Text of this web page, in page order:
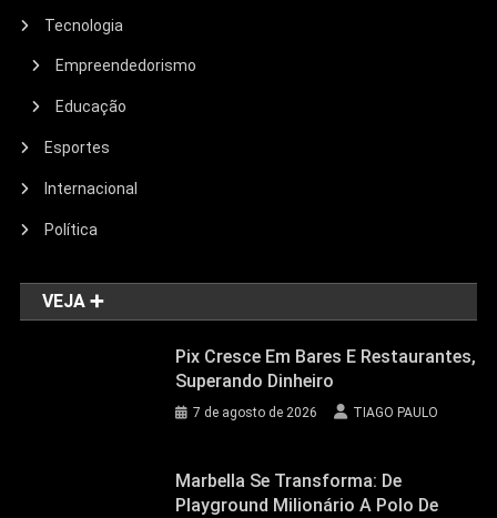
Tecnologia
Empreendedorismo
Educação
Esportes
Internacional
Política
VEJA ➕
Pix Cresce Em Bares E Restaurantes,
Superando Dinheiro
7 de agosto de 2026 TIAGO PAULO
Marbella Se Transforma: De
Playground Milionário A Polo De